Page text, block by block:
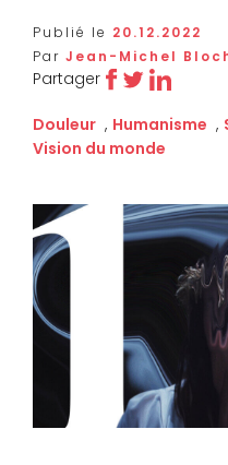
Publié le 20.12.2022
Par Jean-Michel
Partager
Douleur , Humanisme ,
Vision du monde